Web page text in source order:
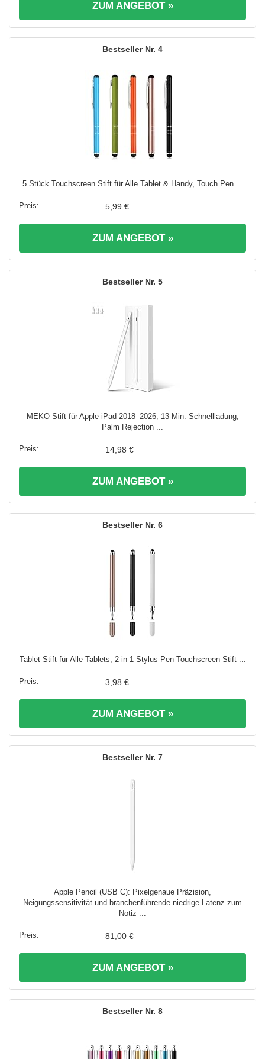
ZUM ANGEBOT »
4
5 Stück Touchscreen Stift für Alle Tablet & Handy, Touch Pen ...
5,99 €
ZUM ANGEBOT »
5
MEKO Stift für Apple iPad 2018–2026, 13-Min.-Schnellladung,
Palm Rejection ...
14,98 €
ZUM ANGEBOT »
6
Tablet Stift für Alle Tablets, 2 in 1 Stylus Pen Touchscreen Stift ...
3,98 €
ZUM ANGEBOT »
7
Apple Pencil (USB C): Pixelgenaue Präzision,
Neigungssensitivität und branchenführende niedrige Latenz zum
Notiz ...
81,00 €
ZUM ANGEBOT »
8